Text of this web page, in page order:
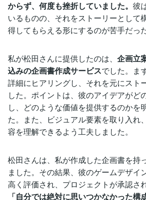
からず、何度も挫折していました。 彼
いるものの、それをストーリーとして
得してもらえる形にするのが苦手だっ
私が松田さんに提供したのは、 企画立
込みの企画書作成サービスでした。ま
詳細にヒアリングし、それを元にスト
した。ポイントは、彼のアイデアがど
し、どのような価値を提供するのかを
た。また、ビジュアル要素を取り入れ
容を理解できるよう工夫しました。
松田さんは、私が作成した企画書を持
ました。その結果、彼のゲームデザイ
高く評価され、プロジェクトが承認さ
「自分では絶対に思いつかなかった構